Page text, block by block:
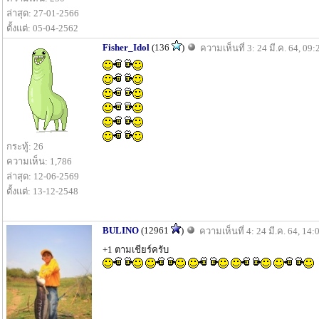
ล่าสุด: 27-01-2566
ตั้งแต่: 05-04-2562
กระทู้: 26
ความเห็น: 1,786
ล่าสุด: 12-06-2569
ตั้งแต่: 13-12-2548
Fisher_Idol (136 ) ความเห็นที่ 3: 24 มี.ค. 64,
BULINO (12961 )
ความเห็นที่ 4: 24 มี.ค. 64,
+1 ตามเชียร์ครับ